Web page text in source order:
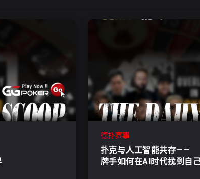
德扑赛事
扑克与人工智能共存——
牌手如何在AI时代找到自